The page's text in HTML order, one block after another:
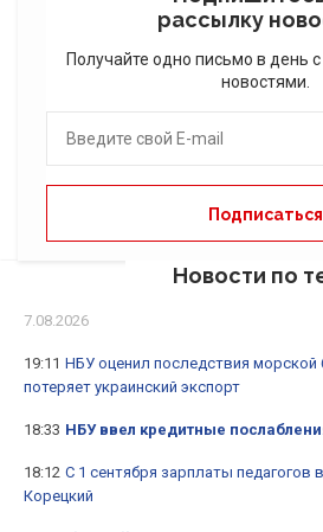
рассылку
Получайте одно письмо в день
новостями.
Новости по
7.08.2026
19:11 НБУ оценил последствия морской
потеряет украинский экспорт
18:33 НБУ ввел кредитные
18:12 С 1 сентября зарплаты педагогов
Корецкий